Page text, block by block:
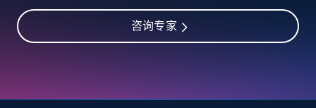
Google Shopping
more.
咨询专家